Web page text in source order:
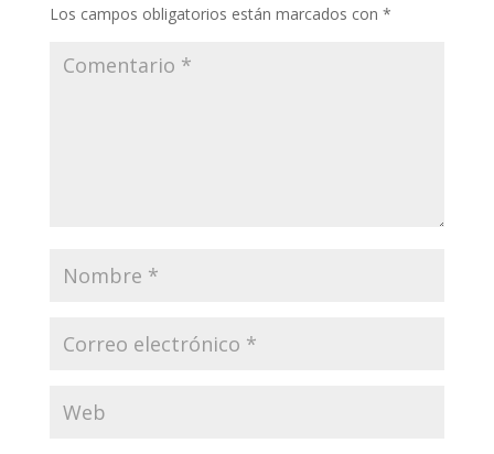
Los campos obligatorios están marcados con *